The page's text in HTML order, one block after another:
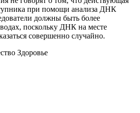
при помощи анализа ДНК
должны быть более
поскольку ДНК на месте
совершенно случайно.
Здоровье